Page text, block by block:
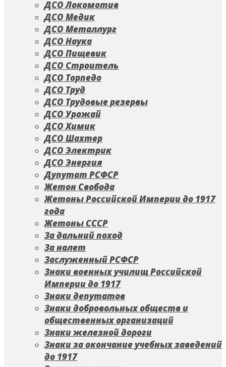
ДСО Локомотив
ДСО Медик
ДСО Металлург
ДСО Наука
ДСО Пищевик
ДСО Строитель
ДСО Торпедо
ДСО Труд
ДСО Трудовые резервы
ДСО Урожай
ДСО Химик
ДСО Шахтер
ДСО Электрик
ДСО Энергия
Дупутат РСФСР
Жетон Свобода
Жетоны Российской Империи до 1917
года
Жетоны СССР
За дальний поход
За налет
Заслуженный РСФСР
Знаки военных училищ Российской
Империи до 1917
Знаки депутатов
Знаки добровольных обществ и
общественных организаций
Знаки железной дороги
Знаки за окончание учебных заведений
до 1917